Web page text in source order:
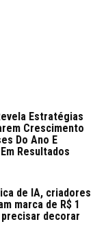
Estratégias
Crescimento
Do Ano E
Resultados
de IA, criadores
marca de R$ 1
decorar